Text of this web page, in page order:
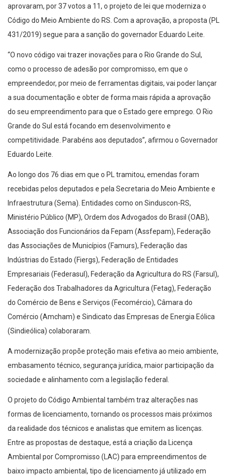
aprovaram, por 37 votos a 11, o projeto de lei que moderniza o
Código do Meio Ambiente do RS. Com a aprovação, a proposta (PL
431/2019) segue para a sanção do governador Eduardo Leite.
“O novo código vai trazer inovações para o Rio Grande do Sul,
como o processo de adesão por compromisso, em que o
empreendedor, por meio de ferramentas digitais, vai poder lançar
a sua documentação e obter de forma mais rápida a aprovação
do seu empreendimento para que o Estado gere emprego. O Rio
Grande do Sul está focando em desenvolvimento e
competitividade. Parabéns aos deputados”, afirmou o Governador
Eduardo Leite.
Ao longo dos 76 dias em que o PL tramitou, emendas foram
recebidas pelos deputados e pela Secretaria do Meio Ambiente e
Infraestrutura (Sema). Entidades como on Sinduscon-RS,
Ministério Público (MP), Ordem dos Advogados do Brasil (OAB),
Associação dos Funcionários da Fepam (Assfepam), Federação
das Associações de Municípios (Famurs), Federação das
Indústrias do Estado (Fiergs), Federação de Entidades
Empresariais (Federasul), Federação da Agricultura do RS (Farsul),
Federação dos Trabalhadores da Agricultura (Fetag), Federação
do Comércio de Bens e Serviços (Fecomércio), Câmara do
Comércio (Amcham) e Sindicato das Empresas de Energia Eólica
(Sindieólica) colaboraram.
A modernização propõe proteção mais efetiva ao meio ambiente,
embasamento técnico, segurança jurídica, maior participação da
sociedade e alinhamento com a legislação federal.
O projeto do Código Ambiental também traz alterações nas
formas de licenciamento, tornando os processos mais próximos
da realidade dos técnicos e analistas que emitem as licenças.
Entre as propostas de destaque, está a criação da Licença
Ambiental por Compromisso (LAC) para empreendimentos de
baixo impacto ambiental, tipo de licenciamento já utilizado em